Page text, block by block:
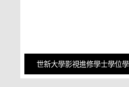
世新大學影視進修學士學位